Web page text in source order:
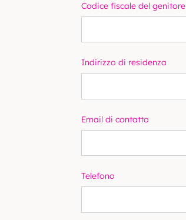
Codice fiscale del genitore
Indirizzo di residenza
Email di contatto
Telefono